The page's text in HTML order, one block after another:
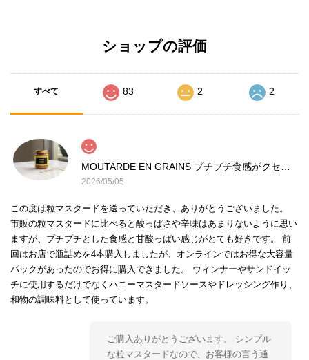
ショップの評価
すべて 83 2 2
2026/05/05
この度は粒マスタードを送っていただき、ありがとうございました。
市販の粒マスタードに比べると酸っぱさや辛味はあまりないように思い
ますが、プチプチとした食感と甘酸っぱい感じがとても好きです。 前
回はお店で瓶詰めを4本購入しましたが、オンラインではお得な大容量
パックがあったのでお得に購入できました。 ウィンナーやサンドイッ
チに使用するだけでなくハニーマスタードソースやドレッシング作り、
和物の調味料として使っています。
ご購入ありがとうございます。 シンプル
な粒マスタードなので、お客様の言う通